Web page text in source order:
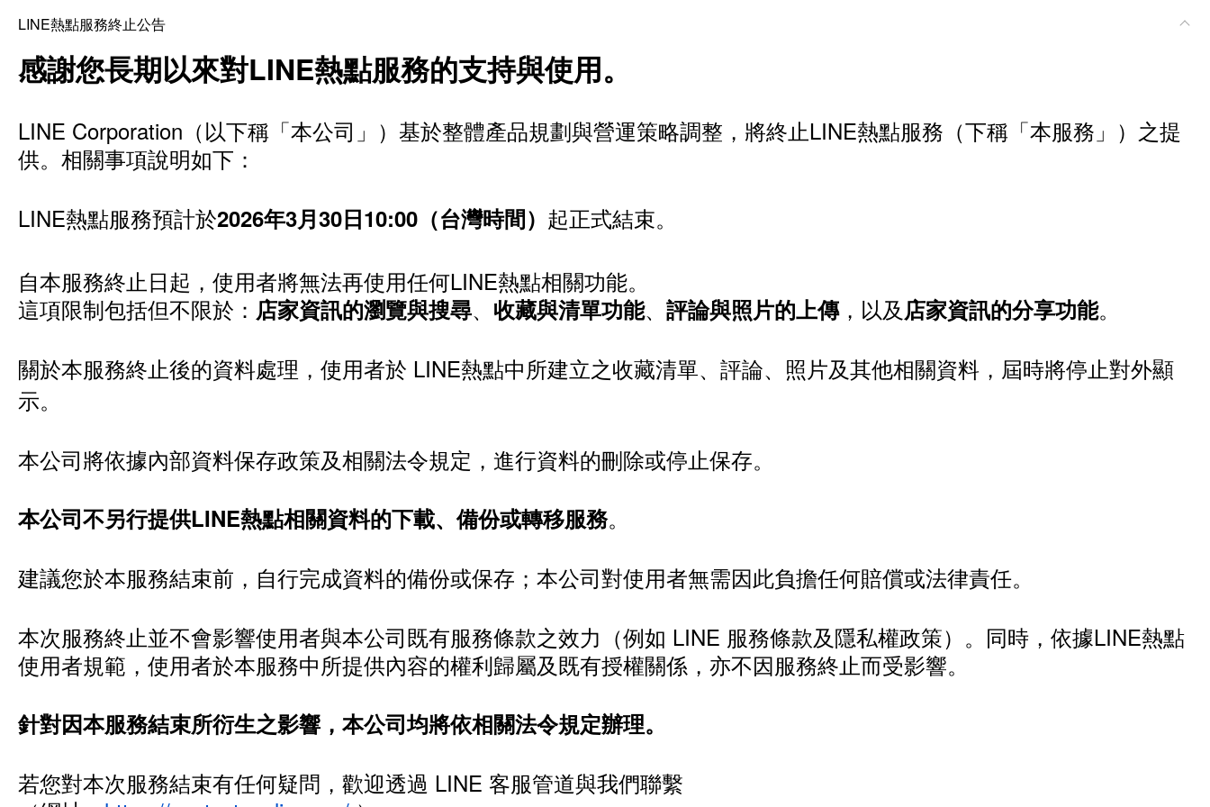
LINE熱點服務終止公告
感謝您長期以來對LINE熱點服務的支持與使用。
LINE Corporation（以下稱「本公司」）基於整體產品規劃與營運策略調整，將終止LINE熱點服務（下稱「本服務」）之提
供。相關事項說明如下：
LINE熱點服務預計於2026年3月30日10:00（台灣時間） 起正式結束。
自本服務終止日起，使用者將無法再使用任何LINE熱點相關功能。
這項限制包括但不限於： 店家資訊的瀏覽與搜尋、 收藏與清單功能、 評論與照片的上傳，以及店家資訊的分享功能。
關於本服務終止後的資料處理，使用者於 LINE熱點中所建立之收藏清單、評論、照片及其他相關資料，屆時將停止對外顯
示。
本公司將依據內部資料保存政策及相關法令規定，進行資料的刪除或停止保存。
本公司不另行提供LINE熱點相關資料的下載、備份或轉移服務。
建議您於本服務結束前，自行完成資料的備份或保存；本公司對使用者無需因此負擔任何賠償或法律責任。
本次服務終止並不會影響使用者與本公司既有服務條款之效力（例如 LINE 服務條款及隱私權政策）。同時，依據LINE熱點
使用者規範，使用者於本服務中所提供內容的權利歸屬及既有授權關係，亦不因服務終止而受影響。
針對因本服務結束所衍生之影響，本公司均將依相關法令規定辦理。
若您對本次服務結束有任何疑問，歡迎透過 LINE 客服管道與我們聯繫